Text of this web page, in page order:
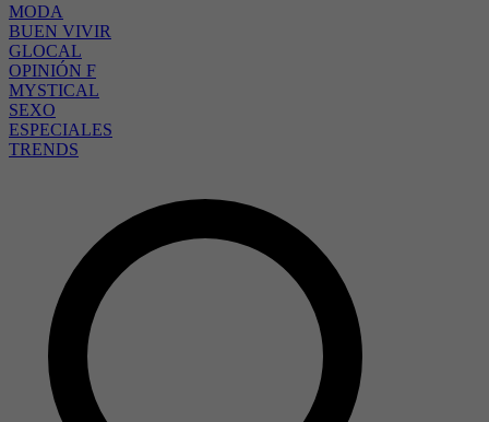
MODA
BUEN VIVIR
GLOCAL
OPINIÓN F
MYSTICAL
SEXO
ESPECIALES
TRENDS